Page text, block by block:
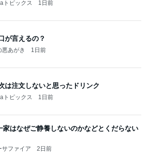
トピックス 1日前
が言えるの？
悪あがき 1日前
は注文しないと思ったドリンク
トピックス 1日前
家はなぜご静養しないのかなどとくだらない
サファイア 2日前